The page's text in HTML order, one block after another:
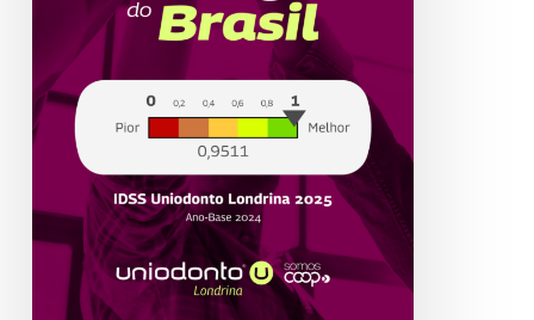
8ª
melhor
do
segundo
a